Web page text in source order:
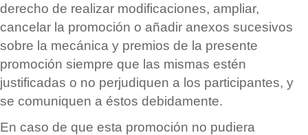
derecho de realizar modificaciones, ampliar,
cancelar la promoción o añadir anexos sucesivos
sobre la mecánica y premios de la presente
promoción siempre que las mismas estén
justificadas o no perjudiquen a los participantes, y
se comuniquen a éstos debidamente.
En caso de que esta promoción no pudiera